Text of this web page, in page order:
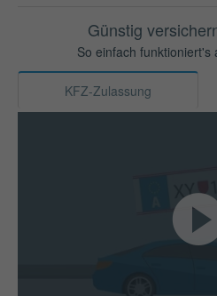
Günstig
So einfach funktioniert's
KFZ-Zulassung